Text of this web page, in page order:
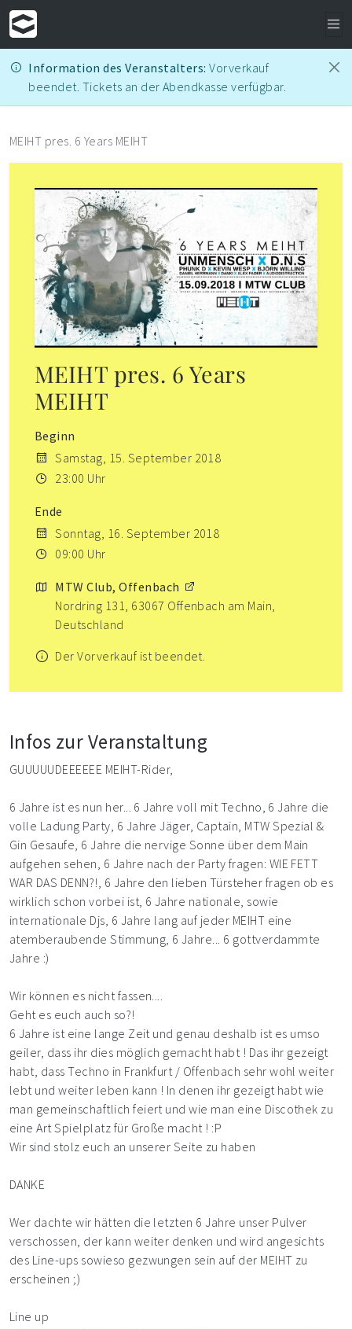
Information des Veranstalters: Vorverkauf
beendet. Tickets an der Abendkasse verfügbar.
MEIHT pres. 6 Years MEIHT
MEIHT pres. 6 Years
MEIHT
Beginn
Samstag, 15. September 2018
23:00 Uhr
Ende
Sonntag, 16. September 2018
09:00 Uhr
MTW Club, Offenbach
Nordring 131, 63067 Offenbach am Main,
Deutschland
Der Vorverkauf ist beendet.
Infos zur Veranstaltung
GUUUUUDEEEEEE MEIHT-Rider,
6 Jahre ist es nun her... 6 Jahre voll mit Techno, 6 Jahre die
volle Ladung Party, 6 Jahre Jäger, Captain, MTW Spezial &
Gin Gesaufe, 6 Jahre die nervige Sonne über dem Main
aufgehen sehen, 6 Jahre nach der Party fragen: WIE FETT
WAR DAS DENN?!, 6 Jahre den lieben Türsteher fragen ob es
wirklich schon vorbei ist, 6 Jahre nationale, sowie
internationale Djs, 6 Jahre lang auf jeder MEIHT eine
atemberaubende Stimmung, 6 Jahre... 6 gottverdammte
Jahre :)
Wir können es nicht fassen....
Geht es euch auch so?!
6 Jahre ist eine lange Zeit und genau deshalb ist es umso
geiler, dass ihr dies möglich gemacht habt ! Das ihr gezeigt
habt, dass Techno in Frankfurt / Offenbach sehr wohl weiter
lebt und weiter leben kann ! In denen ihr gezeigt habt wie
man gemeinschaftlich feiert und wie man eine Discothek zu
eine Art Spielplatz für Große macht ! :P
Wir sind stolz euch an unserer Seite zu haben
DANKE
Wer dachte wir hätten die letzten 6 Jahre unser Pulver
verschossen, der kann weiter denken und wird angesichts
des Line-ups sowieso gezwungen sein auf der MEIHT zu
erscheinen ;)
Line up